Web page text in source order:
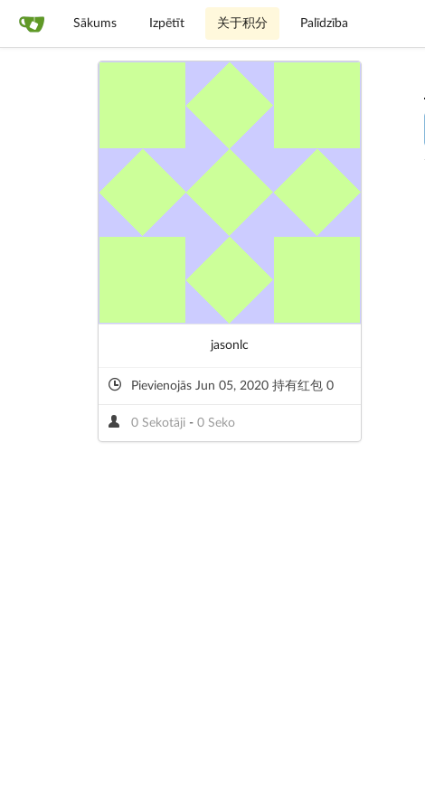
Sākums Izpētīt 关于积分 Palīdzība
jasonlc
Pievienojās Jun 05, 2020 持有红包 0
0 Sekotāji - 0 Seko